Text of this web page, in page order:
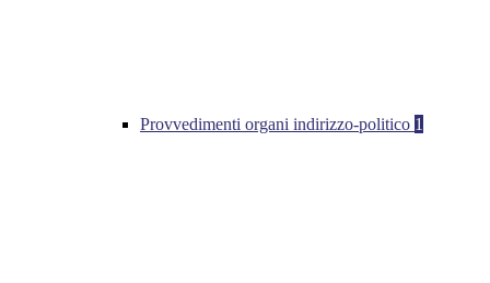
Provvedimenti organi indirizzo-politico 1